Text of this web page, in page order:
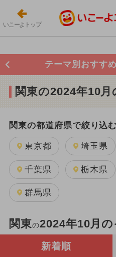
いこーよトップ
テーマ別おすす
関東の2024年10
関東の都道府県で絞り込む
東京都 埼玉県
千葉県 栃木県
群馬県
関東の2024年10月
新着順